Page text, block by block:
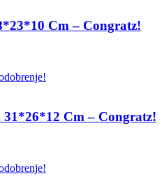
Cm – Congratz!
Cm – Congratz!